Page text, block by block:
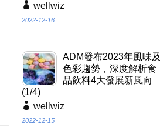
wellwiz
2022-12-16
ADM發布2023年風味及
色彩趨勢，深度解析食
品飲料4大發展新風向
(1/4)
wellwiz
2022-12-15